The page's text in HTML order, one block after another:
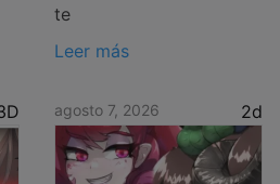
te
Leer más
agosto 7, 2026 2d